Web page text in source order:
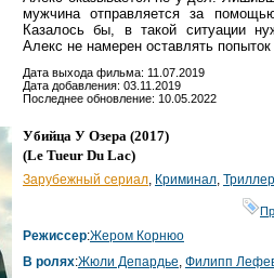
мужчина отправляется за
Казалось бы, в такой ситуации
Алекс не намерен оставлять
Дата выхода фильма: 11.07.2019
Дата добавления: 03.11.2019
Последнее обновление: 10.05.2022
Убийца У Озера (2017)
(Le Tueur Du Lac)
Зарубежный сериал Криминал Триллер
Режиссер:Жером Корнюо
В ролях:Жюли Депардье Филипп